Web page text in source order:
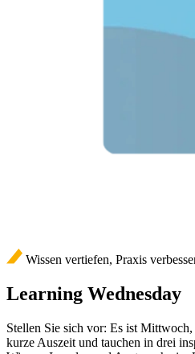
Wissen vertiefen, Praxis
Learning Wednesday
Stellen Sie sich vor: Es ist
kurze Auszeit und tauchen in drei